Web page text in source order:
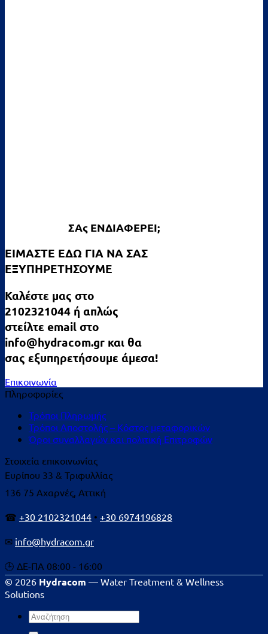
ΣΑς ΕΝΔΙΑΦΕΡΕΙ;
ΕΙΜΑΣΤΕ ΕΔΩ ΓΙΑ ΝΑ ΣΑΣ
ΕΞΥΠΗΡΕΤΗΣΟΥΜΕ
Καλέστε μας στο
2102321044 ή απλώς
στείλτε email στο
info@hydracom.gr και θα
σας εξυπηρετήσουμε άμεσα!
Επικοινωνία
Πληροφορίες
Τρόποι Πληρωμής
Τρόποι Αποστολής – Κόστος μεταφορικών
Όροι συναλλαγών και πολιτική Επιτροφών
Στοιχεία επικοινωνίας
Ευρίπου 33 & Τριφυλλίας
136 75 Αχαρνές, Αττική
☎ +30 2102321044 • +30 6974196828
✉ info@hydracom.gr
🕒 ΔΕ-ΠΑ 08:00 - 16:00
© 2026 Hydracom — Water Treatment & Wellness
Solutions
Αναζήτηση
για: